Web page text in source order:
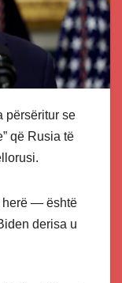
përsëritur se
që Rusia të
herë — është
derisa u